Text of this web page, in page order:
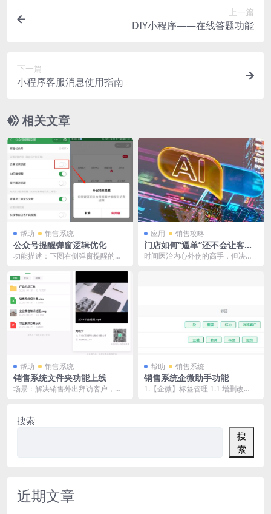
上一篇
DIY小程序——在线答题功能
下一篇
小程序客服消息使用指南
相关文章
帮助 销售系统
公众号提醒弹窗逻辑优化
功能描述：下图右侧弹窗提醒的逻
某员工帐号只要成功绑...
应用 销售攻略
门店如何“逼单”还不会让客户
反感！
时间医治内心外伤的高手，但决不
帮助 销售系统
销售系统文件夹功能上线
场景：解决销售外出拜访客户，需
帮助 销售系统
销售系统企微助手功能
1.【企微】标签管理 1.1 增删改
搜索
搜
索
近期文章